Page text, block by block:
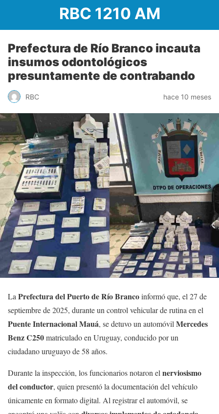
RBC 1210 AM
Prefectura de Río Branco incauta
insumos odontológicos
presuntamente de contrabando
RBC hace 10 meses
La Prefectura del Puerto de Río Brancoinformó que, el 27 de
septiembre de 2025, durante un control vehicular de rutina en el
Puente Internacional Mauá, se detuvo un automóvil Mercedes
Benz C250matriculado en Uruguay, conducido por un
ciudadano uruguayo de 58 años.
Durante la inspección, los funcionarios notaron el nerviosismo
del conductor, quien presentó la documentación del vehículo
únicamente en formato digital. Al registrar el automóvil, se